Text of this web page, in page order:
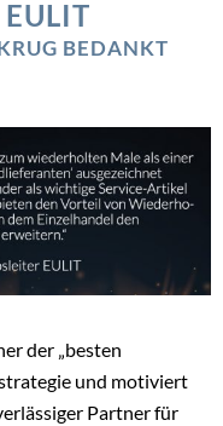
BEDANKT
der „besten
und motiviert
Partner für